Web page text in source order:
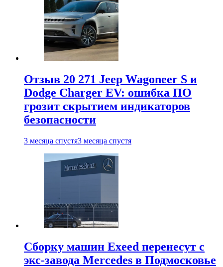
Отзыв 20 271 Jeep Wagoneer S и
Dodge Charger EV: ошибка ПО
грозит скрытием индикаторов
безопасности
3 месяца спустя3 месяца спустя
Сборку машин Exeed перенесут с
экс-завода Mercedes в Подмосковье